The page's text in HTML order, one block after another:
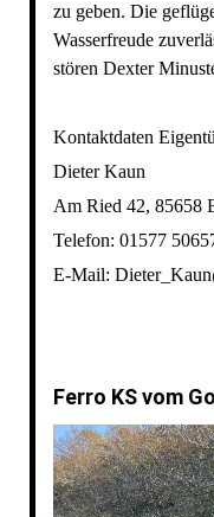
zu geben. Die
Wasserfreude
stören Dexter
Kontaktdaten
Dieter Kaun
Am Ried 42, 85658
Telefon: 01577
E-Mail:
Ferro KS vom